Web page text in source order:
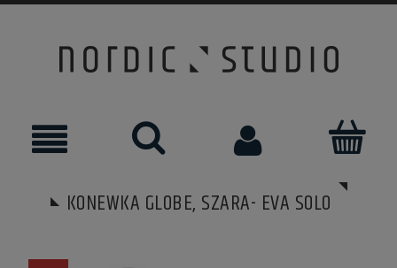
KONEWKA GLOBE, SZARA- EVA SOLO